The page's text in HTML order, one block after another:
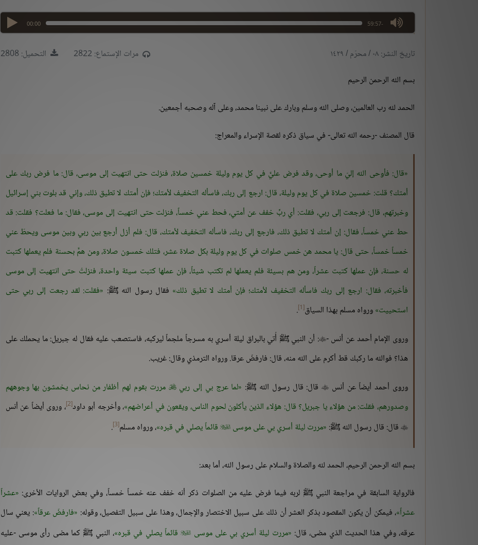
00:00 -59:57
max volume
تاريخ النشر: ٠٨ / محرّم / ١٤٢٩ التحميل: 2808
مرات الإستماع: 2822
بسم الله الرحمن الرحيم
الحمد لله رب العالمين، وصلى الله وسلم وبارك على نبينا محمد، وعلى آله وصحبه أجمعين.
قال المصنف -رحمه الله تعالى- في سياق ذكره لقصة الإسراء والمعراج:
قال: فأوحى الله إليّ ما أوحى، وقد فرض عليَّ في كل يوم وليلة خمسين صلاة، فنزلت حتى انتهيت إلى موسى، قال: ما فرض ربك على
أمتك؟ قلت: خمسين صلاة في كل يوم وليلة، قال: ارجع إلى ربك، فاسأله التخفيف لأمتك؛ فإن أمتك لا تطيق ذلك، وإني قد بلوت بني إسرائيل
وخبرتهم، قال: فرجعت إلى ربي، فقلت: أي ربِّ خفف عن أمتي، فحط عني خمساً، فنزلت حتى انتهيت إلى موسى، فقال: ما فعلت؟ فقلت: قد
حط عني خمساً، فقال: إن أمتك لا تطيق ذلك، فارجع إلى ربك، فاسأله التخفيف لأمتك، قال: فلم أزل أرجع بين ربي وبين موسى ويحطّ عني
خمساً خمساً، حتى قال: يا محمد هن خمس صلوات في كل يوم وليلة بكل صلاة عشر، فتلك خمسون صلاة، ومن همَّ بحسنة فلم يعملها كتبت
له حسنة، فإن عملها كتبت عشراً، ومن هم بسيئة فلم يعملها لم تكتب شيئاً، فإن عملها كتبت سيئة واحدة، فنزلتُ حتى انتهيت إلى موسى
فأخبرته، فقال: ارجع إلى ربك فاسأله التخفيف لأمتك؛ فإن أمتك لا تطيق ذلك فقال رسول الله ﷺ: فقلت: لقد رجعت إلى ربي حتى
استحييت ورواه مسلم بهذا السياق[1]
.
وروى الإمام أحمد عن أنس -: أن النبي ﷺ أُتي بالبراق ليلة أسري به مسرجاً ملجماً ليركبه، فاستصعب عليه فقال له جبريل: ما يحملك على
هذا؟ فوالله ما ركبك قط أكرم على الله منه، قال: فارفضّ عرقا. ورواه الترمذي وقال: غريب.
وروى أحمد أيضاً عن أنس قال: قال رسول الله ﷺ: لما عرج بي إلى ربي مررت بقوم لهم أظفار من نحاس يخمشون بها وجوههم
وصدورهم، فقلت: من هؤلاء يا جبريل؟ قال: هؤلاء الذين يأكلون لحوم الناس، ويقعون في أعراضهم ، وأخرجه أبو داود[2] ، وروى أيضاً عن أنس
 قال: قال رسول الله ﷺ: مررت ليلة أسري بي على موسى  قائماً يصلي في قبره ، ورواه مسلم[3]
.
بسم الله الرحمن الرحيم، الحمد لله والصلاة والسلام على رسول الله، أما بعد:
فالرواية السابقة في مراجعة النبي ﷺ لربه فيما فرض عليه من الصلوات ذكر أنه خفف عنه خمساً خمساً، وفي بعض الروايات الأخرى: عشراً
عشراً ، فيمكن أن يكون المقصود بذكر العشر أن ذلك على سبيل الاختصار والإجمال، وهذا على سبيل التفصيل، وقوله: فارفضّ عرقاً : يعني سال
عرقه، وفي هذا الحديث الذي مضى، قال: مررت ليلة أسري بي على موسى قائماً يصلي في قبره ، النبي ﷺ كما مضى رأى موسى -عليه